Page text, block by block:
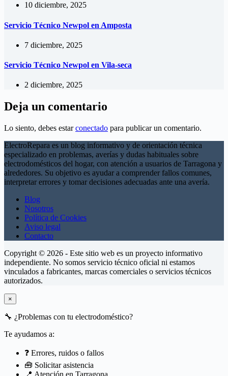
10 diciembre, 2025
Servicio Técnico Newpol en Amposta
7 diciembre, 2025
Servicio Técnico Newpol en Vila-seca
2 diciembre, 2025
Deja un comentario
Lo siento, debes estarconectado para publicar un comentario.
ElectroRepara es un blog informativo y de orientación técnica
especializado en problemas, averías y dudas habituales sobre
electrodomésticos del hogar, con atención a usuarios de Tarragona y
alrededores. Su objetivo es ayudar a comprender fallos comunes,
interpretar errores y tomar decisiones adecuadas ante una avería.
Blog
Nosotros
Política de Cookies
Aviso legal
Contacto
Copyright © 2026 - Este sitio web es un proyecto informativo
independiente. No somos servicio técnico oficial ni estamos
vinculados a fabricantes, marcas comerciales o servicios técnicos
autorizados.
×
🔧 ¿Problemas con tu electrodoméstico?
Te ayudamos a:
❓ Errores, ruidos o fallos
🧰 Solicitar asistencia